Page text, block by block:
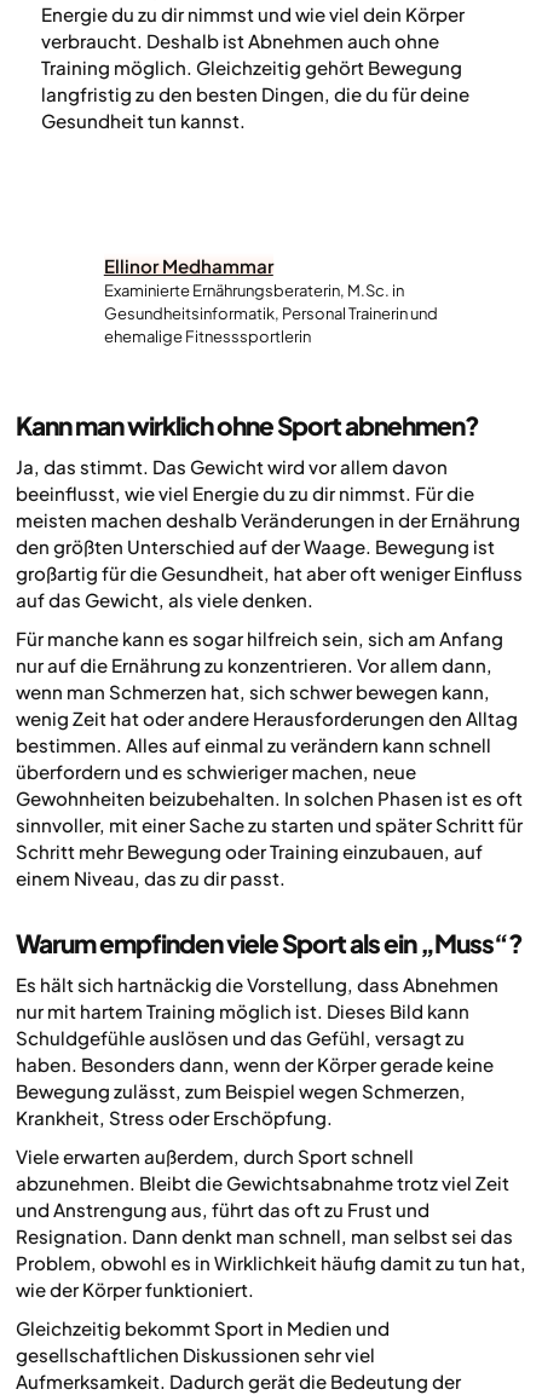
Energie du zu dir nimmst und wie viel dein Körper
verbraucht. Deshalb ist Abnehmen auch ohne
Training möglich. Gleichzeitig gehört Bewegung
langfristig zu den besten Dingen, die du für deine
Gesundheit tun kannst.
Ellinor Medhammar
Examinierte Ernährungsberaterin, M.Sc. in
Gesundheitsinformatik, Personal Trainerin und
ehemalige Fitnesssportlerin
Kann man wirklich ohne Sport abnehmen?
Ja, das stimmt. Das Gewicht wird vor allem davon
beeinflusst, wie viel Energie du zu dir nimmst. Für die
meisten machen deshalb Veränderungen in der Ernährung
den größten Unterschied auf der Waage. Bewegung ist
großartig für die Gesundheit, hat aber oft weniger Einfluss
auf das Gewicht, als viele denken.
Für manche kann es sogar hilfreich sein, sich am Anfang
nur auf die Ernährung zu konzentrieren. Vor allem dann,
wenn man Schmerzen hat, sich schwer bewegen kann,
wenig Zeit hat oder andere Herausforderungen den Alltag
bestimmen. Alles auf einmal zu verändern kann schnell
überfordern und es schwieriger machen, neue
Gewohnheiten beizubehalten. In solchen Phasen ist es oft
sinnvoller, mit einer Sache zu starten und später Schritt für
Schritt mehr Bewegung oder Training einzubauen, auf
einem Niveau, das zu dir passt.
Warum empfinden viele Sport als ein „Muss“?
Es hält sich hartnäckig die Vorstellung, dass Abnehmen
nur mit hartem Training möglich ist. Dieses Bild kann
Schuldgefühle auslösen und das Gefühl, versagt zu
haben. Besonders dann, wenn der Körper gerade keine
Bewegung zulässt, zum Beispiel wegen Schmerzen,
Krankheit, Stress oder Erschöpfung.
Viele erwarten außerdem, durch Sport schnell
abzunehmen. Bleibt die Gewichtsabnahme trotz viel Zeit
und Anstrengung aus, führt das oft zu Frust und
Resignation. Dann denkt man schnell, man selbst sei das
Problem, obwohl es in Wirklichkeit häufig damit zu tun hat,
wie der Körper funktioniert.
Gleichzeitig bekommt Sport in Medien und
gesellschaftlichen Diskussionen sehr viel
Aufmerksamkeit. Dadurch gerät die Bedeutung der